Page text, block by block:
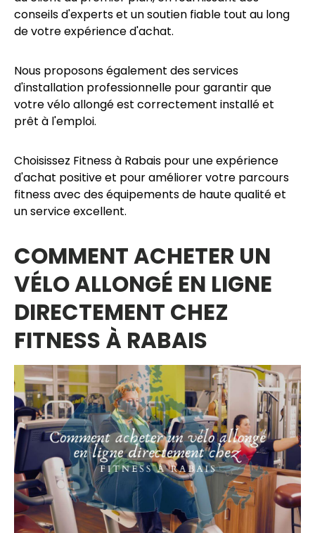
conseils d'experts et un soutien fiable tout au long
de votre expérience d'achat.
Nous proposons également des services
d'installation professionnelle pour garantir que
votre vélo allongé est correctement installé et
prêt à l'emploi.
Choisissez Fitness à Rabais pour une expérience
d'achat positive et pour améliorer votre parcours
fitness avec des équipements de haute qualité et
un service excellent.
COMMENT ACHETER UN
VÉLO ALLONGÉ EN LIGNE
DIRECTEMENT CHEZ
FITNESS À RABAIS